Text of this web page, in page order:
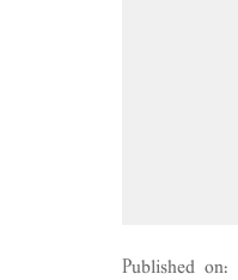
Published on: